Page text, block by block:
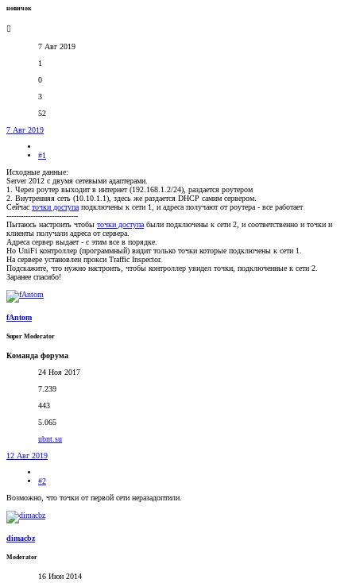
новичок
7 Авг 2019
1
0
3
52
7 Авг 2019
#1
Исходные данные:
Server 2012 с двумя сетевыми адаптерами.
1. Через роутер выходит в интернет (192.168.1.2/24), раздается роутером
2. Внутренняя сеть (10.10.1.1), здесь же раздается DHCP самим сервером.
Сейчас точки доступа подключены к сети 1, и адреса получают от роутера - все работает
------------------------------
Пытаюсь настроить чтобы точки доступа были подключены к сети 2, и соответственно и точки и
клиенты получали адреса от сервера.
Адреса сервер выдает - с этим все в порядке.
Но UniFi контроллер (программный) видит только точки которые подключены к сети 1.
На сервере установлен прокси Traffic Inspector.
Подскажите, что нужно настроить, чтобы контроллер увидел точки, подключенные к сети 2.
Заранее спасибо!
fAntom
Super Moderator
Команда форума
24 Ноя 2017
7.239
443
5.065
ubnt.su
12 Авг 2019
#2
Возможно, что точки от первой сети неразадоптили.
dimacbz
Moderator
16 Июн 2014